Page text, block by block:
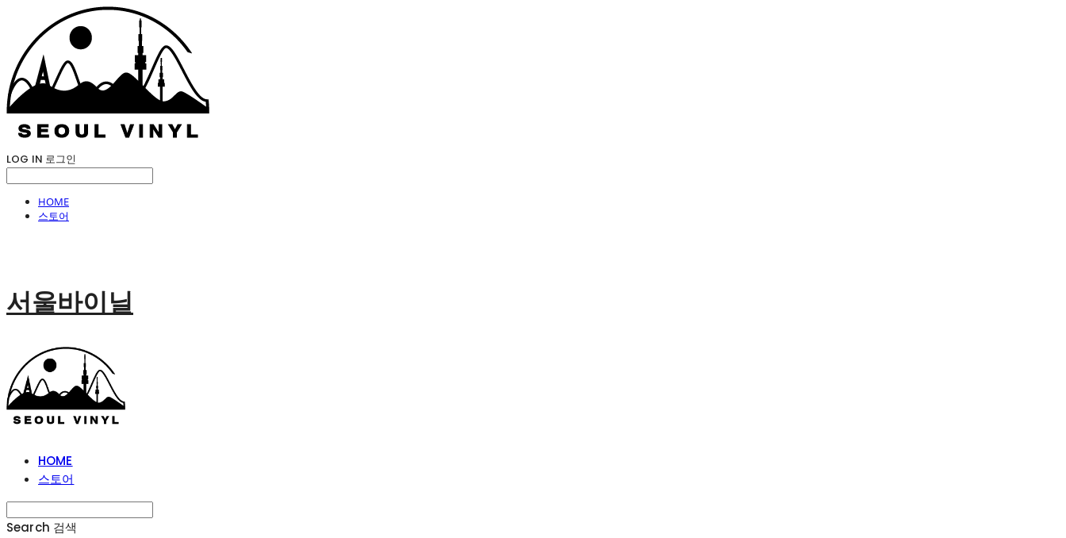
LOG IN 로그인
HOME
스토어
서울바이닐
HOME
스토어
Search 검색